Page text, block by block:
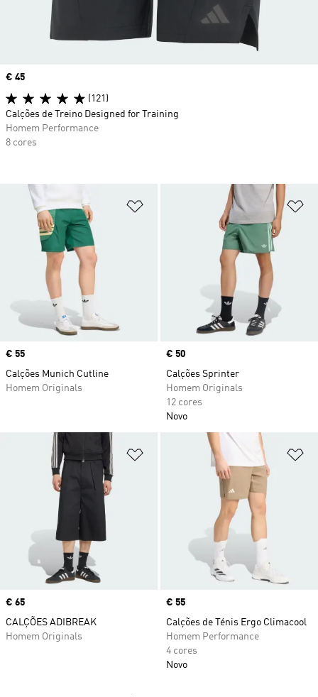
Adicionar à Lista de Desejos
Price
€ 55
Calções Munich Cutline
Homem Originals
Price
€ 50
Calções Sprinter
Homem Originals
12 cores
Novo
Adicionar à Lista de Desejos
Price
€ 65
CALÇÕES ADIBREAK
Homem Originals
Price
€ 55
Calções de Ténis Ergo Climacool
Homem Performance
4 cores
Novo
Price
€ 45
(121)
Calções de Treino Designed for Training
Homem Performance
8 cores